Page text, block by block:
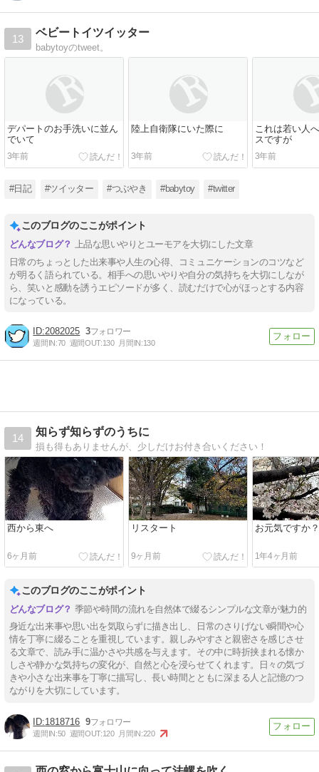
13
ベビートイツイッター
babytoyのtweet。
デパートのお手洗いに並ん
でいて
3年前
陸上自衛隊にいた際に
3年前
これは若い人
スですが
3年前
#日記 #ツイッター #つぶやき #babytoy #twitter
このブログのここがポイント
上品な思いやりとユーモアを大切にした文章
日常のちょっとした出来事や人生の心得、コミュニケーションのコツなど
が明るく語られている。相手への思いやりや自分の気持ちを大切にしなが
ら、笑いと感動を誘うエピソードが多く、読むだけで心がほっとする内容
になっている。
2082025 3
週間IN:70 週間OUT:130 月間IN:130
14
知らず知らずのうちに
損も得もありませんが、少しだけお付き合いください！
西から東へ
6ヶ月前
リスタート
9ヶ月前
お元気ですか？
1年4ヶ月前
このブログのここがポイント
季節や時間の流れを自然体で綴るシンプルな文章が魅力的
身近な出来事や思い出を気取らずに描き出し、日常のさりげない瞬間や心
情を丁寧に綴ることを重視しています。親しみやすさと親密さを感じさせ
る文章で、読み手に温かさや共感を与えます。その中に時折挟まれる懐か
しさや静かな気持ちの変化が、自然と心を浸らせてくれます。日々の気づ
きや小さな出来事を丁寧に描写し、長い時間とともに深まる人と記憶のつ
ながりを大切にしています。
1818716 9
週間IN:50 週間OUT:120 月間IN:220